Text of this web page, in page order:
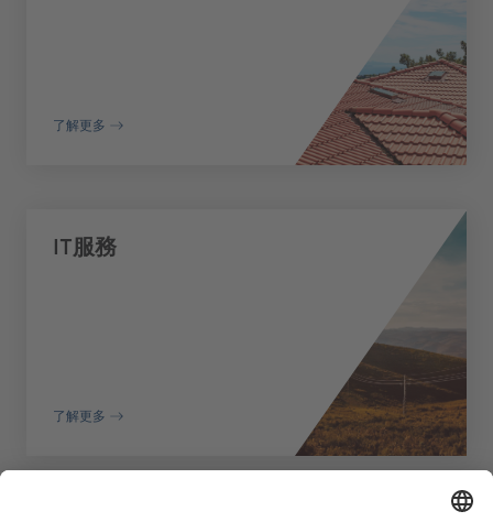
了解更多
IT服務
了解更多